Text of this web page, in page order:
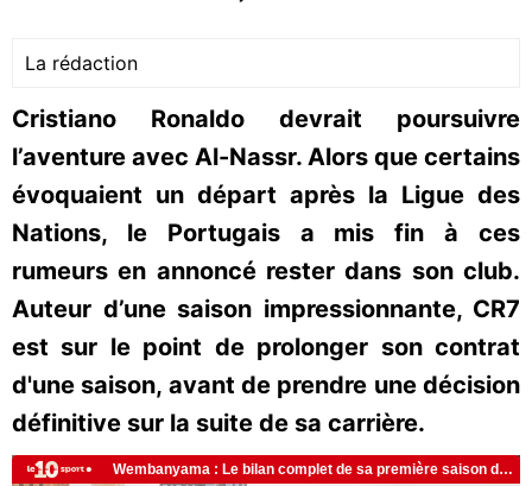
La rédaction
Cristiano Ronaldo devrait poursuivre
l’aventure avec Al-Nassr. Alors que certains
évoquaient un départ après la Ligue des
Nations, le Portugais a mis fin à ces
rumeurs en annoncé rester dans son club.
Auteur d’une saison impressionnante, CR7
est sur le point de prolonger son contrat
d'une saison, avant de prendre une décision
définitive sur la suite de sa carrière.